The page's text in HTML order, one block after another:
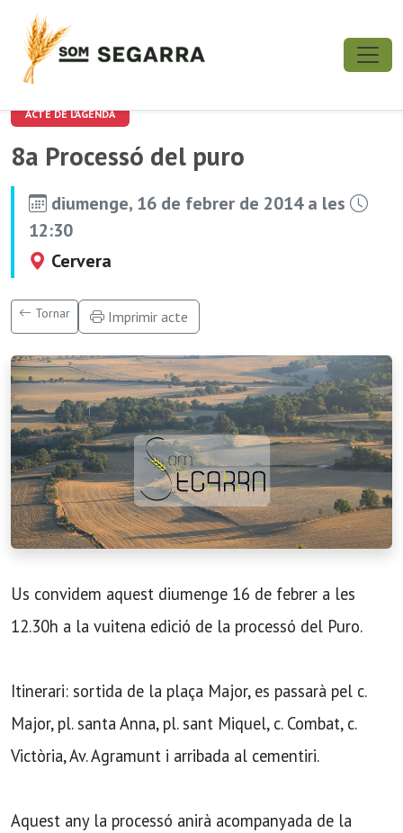
ACTE DE L'AGENDA
8a Processó del puro
diumenge, 16 de febrer de 2014 a les
12:30
Cervera
Tornar Imprimir acte
Us convidem aquest diumenge 16 de febrer a les
12.30h a la vuitena edició de la processó del Puro.
Itinerari: sortida de la plaça Major, es passarà pel c.
Major, pl. santa Anna, pl. sant Miquel, c. Combat, c.
Victòria, Av. Agramunt i arribada al cementiri.
Aquest any la processó anirà acompanyada de la